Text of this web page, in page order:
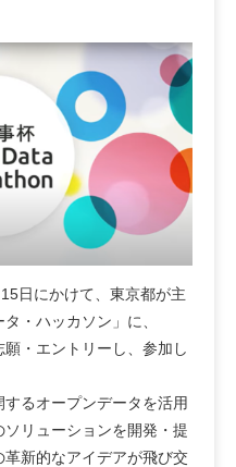
日にかけて、東京都が主
・ハッカソン」に、
・エントリーし、参加し
るオープンデータを活用
リューションを開発・提
新的なアイデアが飛び交